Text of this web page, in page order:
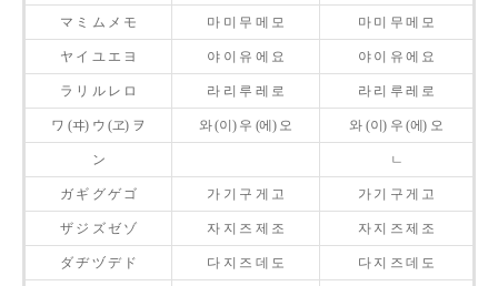
マ ミ ム メ モ 마 미 무 메 모 마 미 무 메 모
ヤ イ ユ エ ヨ 야 이 유 에 요 야 이 유 에 요
ラ リ ル レ ロ 라 리 루 레 로 라 리 루 레 로
ワ (ヰ) ウ (ヱ) ヲ 와 (이) 우 (에) 오 와 (이) 우 (에) 오
ン ㄴ
ガ ギ グ ゲ ゴ 가 기 구 게 고 가 기 구 게 고
ザ ジ ズ ゼ ゾ 자 지 즈 제 조 자 지 즈 제 조
ダ ヂ ヅ デ ド 다 지 즈 데 도 다 지 즈 데 도